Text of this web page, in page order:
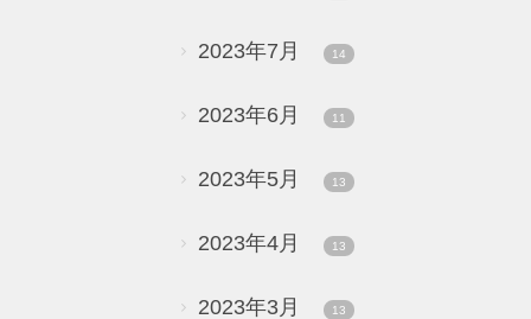
2023年7月 14
2023年6月 11
2023年5月 13
2023年4月 13
2023年3月 13